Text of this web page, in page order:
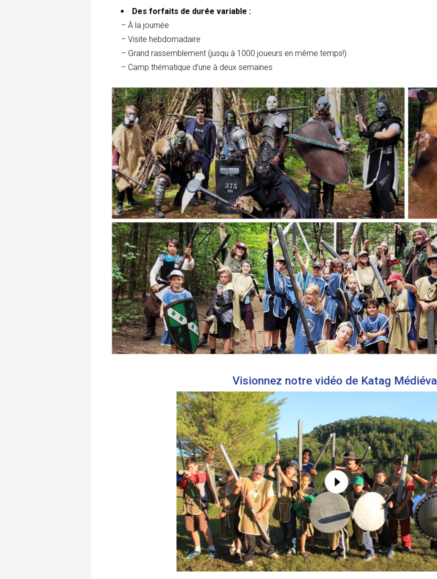
Des forfaits de durée variable :
– À la journée
– Visite hebdomadaire
– Grand rassemblement (jusqu à 1000 joueurs en même temps!)
– Camp thématique d’une à deux semaines
Visionnez notre vidéo de Katag Médiéval